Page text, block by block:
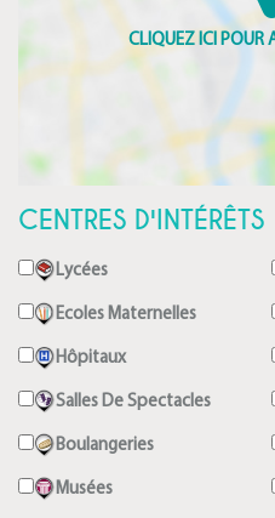
CENTRES D'INTÉRÊTS
Lycées
Ecoles Maternelles
Hôpitaux
Salles De Spectacles
Boulangeries
Musées